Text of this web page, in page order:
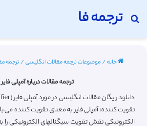
ترجمه فا
جستجو برای
خانه/موضوعات ترجمه مقالات انگلیسی/ترجمه
ترجمه مقالات درباره آمپلی فایر
دانلود رایگان مقالات انگلیسی در مورد آمپلی فایر (Amplifier) با ترجمه فارسی
تقویت کننده: آمپلی فایر به معنای تقویت کننده
الکترونیکی نقش تقویت سیگنالهای الکترونیکی را